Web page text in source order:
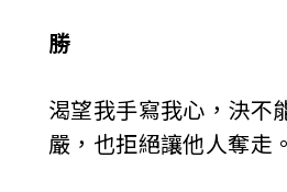
勝
渴望我手寫我心，決不
嚴，也拒絕讓他人奪走。